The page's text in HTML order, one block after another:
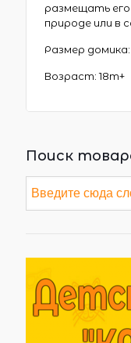
размещать его
природе или в
Размер домика:
Возраст: 18m+
Поиск